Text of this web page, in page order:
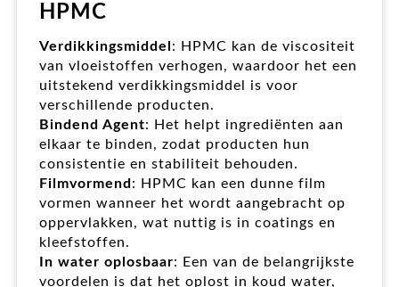
HPMC
Verdikkingsmiddel : HPMC kan de viscositeit
van vloeistoffen verhogen, waardoor het een
uitstekend verdikkingsmiddel is voor
verschillende producten.
Bindend Agent: Het helpt ingrediënten aan
elkaar te binden, zodat producten hun
consistentie en stabiliteit behouden.
Filmvormend : HPMC kan een dunne film
vormen wanneer het wordt aangebracht op
oppervlakken, wat nuttig is in coatings en
kleefstoffen.
In water oplosbaar: Een van de belangrijkste
voordelen is dat het oplost in koud water,